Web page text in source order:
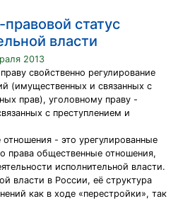
статус
власти
2013
свойственно регулирование
(имущественных и связанных с
прав), уголовному праву -
с преступлением и
- это урегулированные
права общественные отношения,
исполнительной власти.
власти в России, её структура
как в ходе «перестройки», так